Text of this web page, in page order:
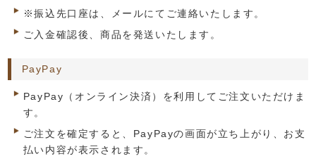
※振込先口座は、メールにてご連絡いたします。
ご入金確認後、商品を発送いたします。
PayPay
PayPay（オンライン決済）を利用してご注文いただけま
す。
ご注文を確定すると、PayPayの画面が立ち上がり、お支
払い内容が表示されます。